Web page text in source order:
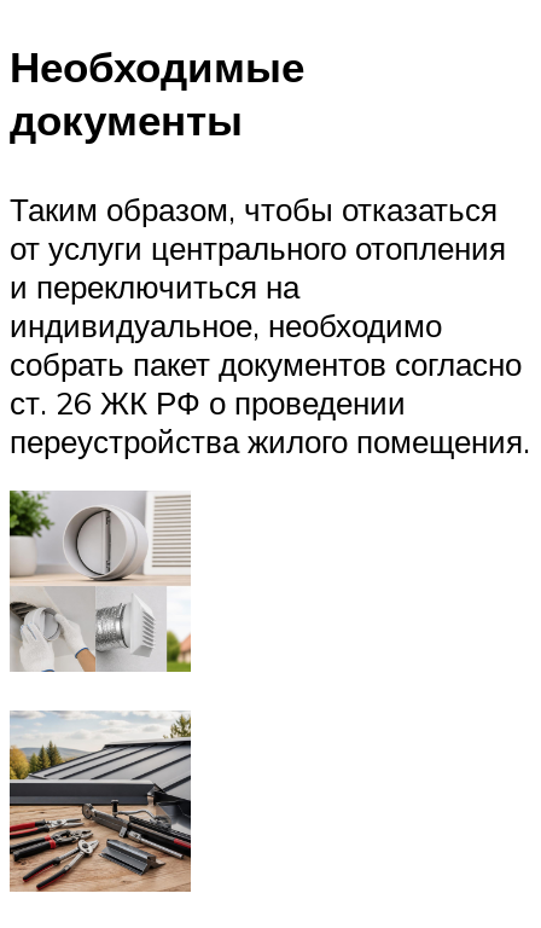
Необходимые
документы
Таким образом, чтобы отказаться
от услуги центрального отопления
и переключиться на
индивидуальное, необходимо
собрать пакет документов согласно
ст. 26 ЖК РФ о проведении
переустройства жилого помещения.